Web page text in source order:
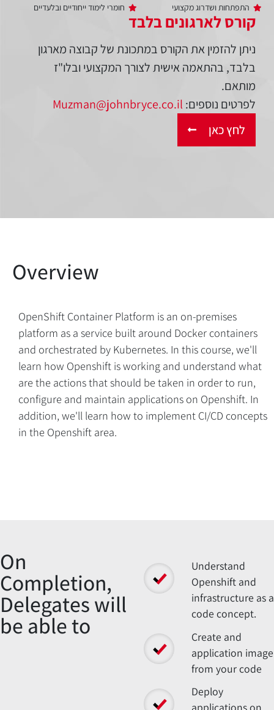
קורס לארגונים בלבד
ניתן להזמין את הקורס במתכונת של קבוצה מארגון
בלבד, בהתאמה אישית לצורך המקצועי ובלו"ז
מותאם.
לפרטים נוספים: Muzman@johnbryce.co.il
לחץ כאן
התפתחות ושדרוג מקצועי
חומרי לימוד ייחודיים ובלעדיים
OpenShift Container Platform is an on-premises
platform as a service built around Docker containers
and orchestrated by Kubernetes. In this course, we'll
learn how Openshift is working and understand what
are the actions that should be taken in order to run,
configure and maintain applications on Openshift. In
addition, we'll learn how to implement CI/CD concepts
in the Openshift area.